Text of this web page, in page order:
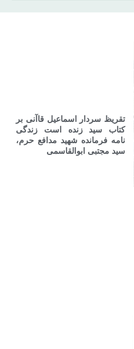
تقریظ سردار اسماعیل قاآنی بر
کتاب سید زنده است زندگی
نامه فرمانده شهید مدافع حرم،
سید مجتبی ابوالقاسمی